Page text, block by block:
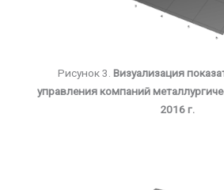
Рисунок 3. Визуализация
управления компаний
2016 г.